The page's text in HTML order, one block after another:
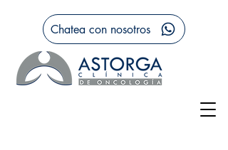
Chatea con nosotros